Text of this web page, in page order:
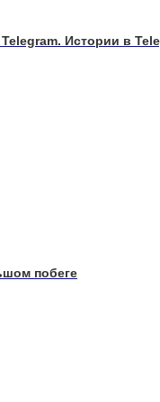
Истории в
побеге